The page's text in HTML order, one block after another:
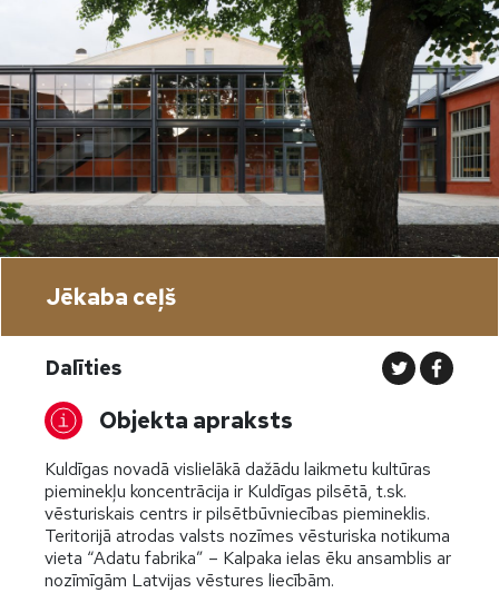
Jēkaba ceļš
Dalīties
Objekta apraksts
Kuldīgas novadā vislielākā dažādu laikmetu kultūras
pieminekļu koncentrācija ir Kuldīgas pilsētā, t.sk.
vēsturiskais centrs ir pilsētbūvniecības piemineklis.
Teritorijā atrodas valsts nozīmes vēsturiska notikuma
vieta “Adatu fabrika” – Kalpaka ielas ēku ansamblis ar
nozīmīgām Latvijas vēstures liecībām.